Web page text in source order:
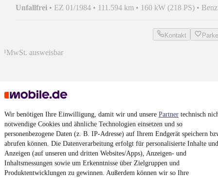
Wir benötigen Ihre Einwilligung, damit wir und unsere Partner technisch
notwendige Cookies und ähnliche Technologien einsetzen und so
personenbezogene Daten (z. B. IP-Adresse) auf Ihrem Endgerät speichern
abrufen können. Die Datenverarbeitung erfolgt für personalisierte Inhalte und
Anzeigen (auf unseren und dritten Websites/Apps), Anzeigen- und
Inhaltsmessungen sowie um Erkenntnisse über Zielgruppen und
Produktentwicklungen zu gewinnen. Außerdem können wir so Ihre
Unfallfrei • EZ 01/1984 • 111.594 km • 160 kW (218 PS) •
Kontakt
¹MwSt. ausweisbar
4.6 Sterne
Nutze mobile.de schnell und einfach
App installieren
Impressum
AGB